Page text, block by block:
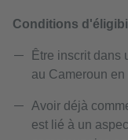
Conditions
Être inscrit dans
au Cameroun
Avoir déjà
est lié à un